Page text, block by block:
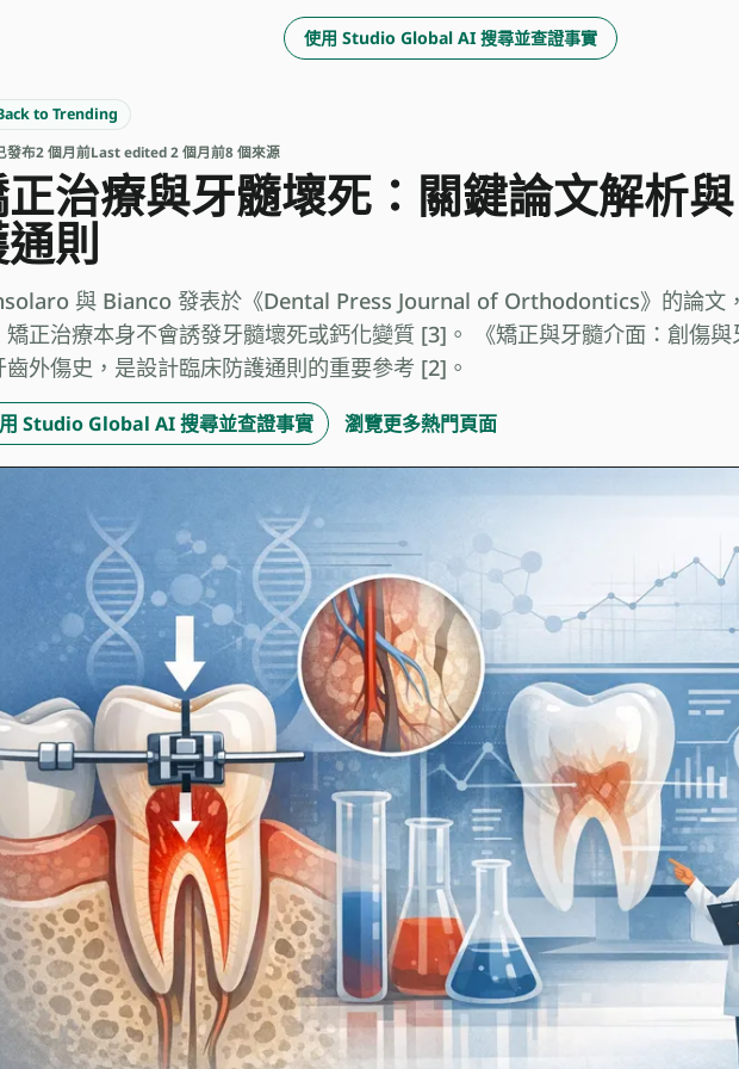
使用 Studio Global AI 搜尋並查證事實
to Trending
發布2 個月前Last edited 2 個月前8 個來源
治療與牙髓壞死：關鍵論文解析
則
與 Bianco 發表於《Dental Press Journal of Orthodontics》的論文
矯正治療本身不會誘發牙髓壞死或鈣化變質 [3]。 《矯正與牙髓介面：創傷
齒外傷史，是設計臨床防護通則的重要參考 [2]。
Studio Global AI 搜尋並查證事實 瀏覽更多熱門頁面